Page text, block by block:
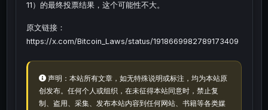
11）的最终投票结果，这个可能性不大。
原文链接：
https://x.com/Bitcoin_Laws/status/1918669982789173409
声明：本站所有文章，如无特殊说明或标注，均为本站原
创发布。任何个人或组织，在未征得本站同意时，禁止复
制、盗用、采集、发布本站内容到任何网站、书籍等各类媒